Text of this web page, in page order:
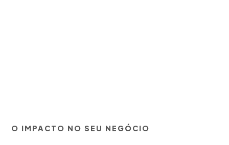
O IMPACTO NO SEU NEGÓCIO